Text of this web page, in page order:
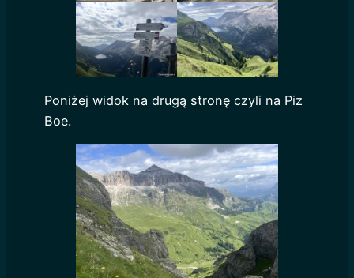
Poniżej widok na drugą stronę czyli na Piz
Boe.